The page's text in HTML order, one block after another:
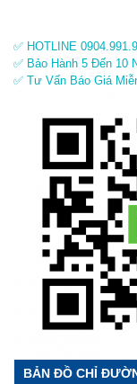
✅ HOTLINE
✅ Bảo Hành 5 Đến 10
✅ Tư Vấn Báo Giá
BẢN ĐỒ CHỈ